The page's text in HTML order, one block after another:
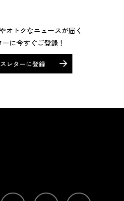
オトクなニュースが届く
に今すぐご登録！
レターに登録